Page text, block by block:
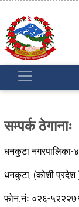
सम्पर्क ठेगानाः
धनकुटा नगरपालिका-
धनकुटा, (कोशी प्रदेश
फोन.नंः ०२६-